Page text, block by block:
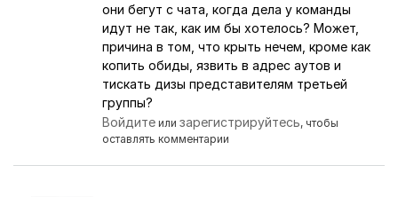
они бегут с чата, когда дела у команды
идут не так, как им бы хотелось? Может,
причина в том, что крыть нечем, кроме как
копить обиды, язвить в адрес аутов и
тискать дизы представителям третьей
группы?
Войдите илизарегистрируйтесь, чтобы
оставлять комментарии